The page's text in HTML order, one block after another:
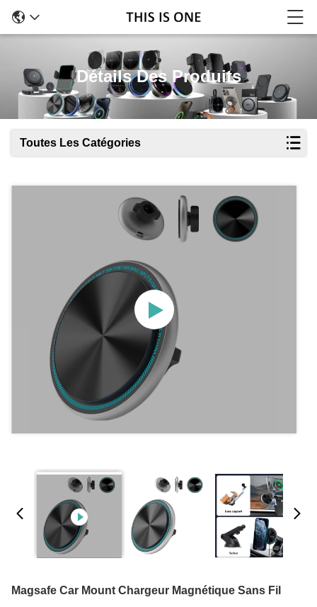
Détails Des Produits
Toutes Les Catégories
Magsafe Car Mount Chargeur Magnétique Sans Fil